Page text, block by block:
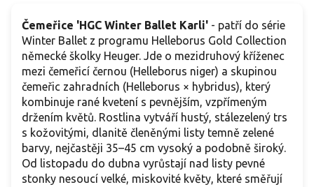
Čemeřice 'HGC Winter Ballet Karli' - patří do série
Winter Ballet z programu Helleborus Gold Collection
německé školky Heuger. Jde o mezidruhový kříženec
mezi čemeřicí černou (Helleborus niger) a skupinou
čemeřic zahradních (Helleborus × hybridus), který
kombinuje rané kvetení s pevnějším, vzpřímeným
držením květů. Rostlina vytváří hustý, stálezelený trs
s kožovitými, dlanitě členěnými listy temně zelené
barvy, nejčastěji 35–45 cm vysoký a podobně široký.
Od listopadu do dubna vyrůstají nad listy pevné
stonky nesoucí velké, miskovité květy, které směřují